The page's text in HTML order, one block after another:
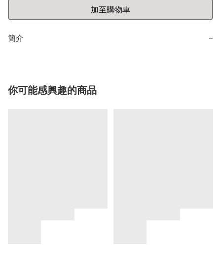
加至購物車
簡介 −
你可能感興趣的商品